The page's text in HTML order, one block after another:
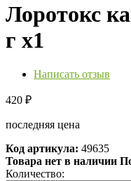
Лоротокс
г х1
Написать отзыв
420 ₽
последняя цена
Код артикула: 49635
Товара нет в наличии
Количество: